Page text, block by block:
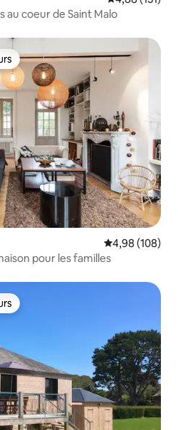
au coeur de Saint Malo
les plus aimés
Note
4,98 (108)
pour les familles
les plus aimés